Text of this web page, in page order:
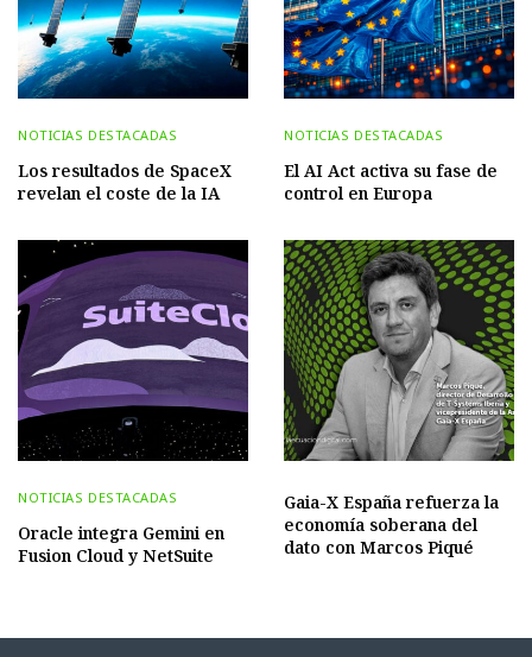
NOTICIAS DESTACADAS
Los resultados de SpaceX
revelan el coste de la IA
NOTICIAS DESTACADAS
El AI Act activa su fase de
control en Europa
NOTICIAS DESTACADAS
Oracle integra Gemini en
Fusion Cloud y NetSuite
Gaia-X España refuerza la
economía soberana del
dato con Marcos Piqué